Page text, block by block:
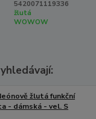
5420071119336
žlutá
WOWOW
žlutá funkční
- dámská - vel. S